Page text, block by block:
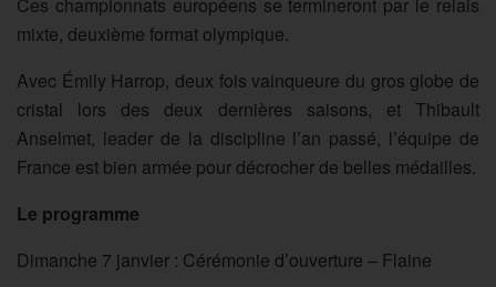
mixte, deuxième format olympique.
Avec Émily Harrop, deux fois vainqueure du gros globe de
cristal lors des deux dernières saisons, et Thibault
Anselmet, leader de la discipline l’an passé, l’équipe de
France est bien armée pour décrocher de belles médailles.
Le programme
Dimanche 7 janvier : Cérémonie d’ouverture – Flaine